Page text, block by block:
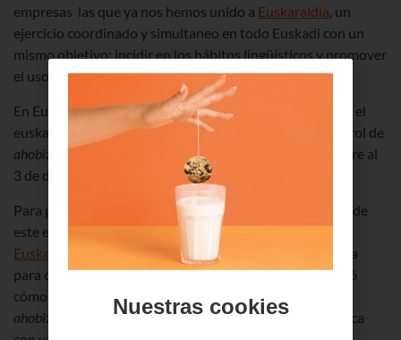
empresas las que ya nos hemos unido a Euskaraldia, un
ejercicio coordinado y simultaneo en todo Euskadi con un
mismo objetivo: incidir en los hábitos lingüísticos y promover
el uso del euskara.
En Euskaltel como muestra de nuestro compromiso con el
euskara, nos hemos animado a participar adoptando el rol de
ahobizi
obelarriprest
durante 11 días, del 23 de noviembre al
3 de diciembre.
Para poder conocer de primera mano todos los detalles de
este ejercicio social, la coordinadora en el Txorierri de
Euskaraldia
, Aingeru Landa, se acercó hasta nuestra casa
para ofrecernos un taller informativo. Aingeru nos contó
cómo surgió Euskaraldia, en qué consistirán los roles de
ahobizi
belarriprest… ¡hasta pudimos ponerlo en práctica
Nuestras cookies